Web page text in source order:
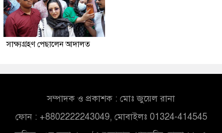
সাক্ষ্যগ্রহণ পেছালেন আদালত
সম্পাদক ও প্রকাশক : মোঃ জুয়েল রানা
ফোন : +8802222243049, মোবাইলঃ 01324-414545